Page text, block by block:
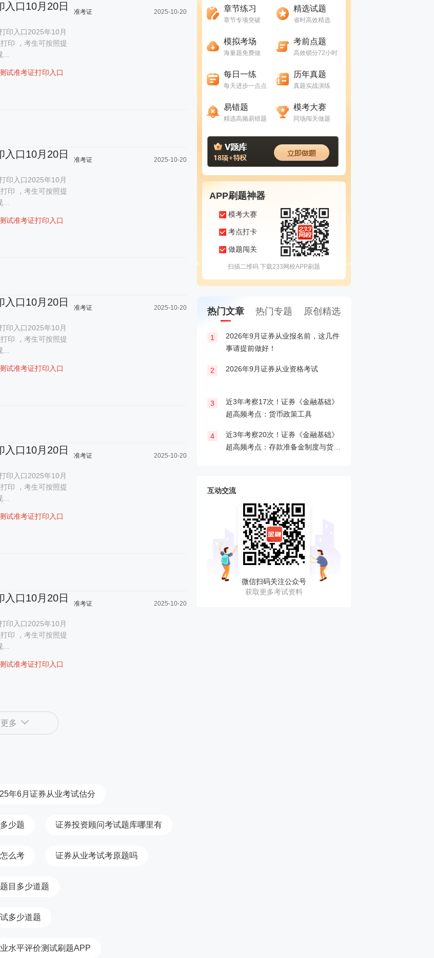
入口10月20日
印入口2025年10月
印 ，考生可按照提
准考证 2025-10-20
试准考证打印入口
入口10月20日
印入口2025年10月
印 ，考生可按照提
准考证 2025-10-20
试准考证打印入口
入口10月20日
印入口2025年10月
印 ，考生可按照提
准考证 2025-10-20
试准考证打印入口
入口10月20日
印入口2025年10月
印 ，考生可按照提
准考证 2025-10-20
试准考证打印入口
入口10月20日
印入口2025年10月
印 ，考生可按照提
准考证 2025-10-20
试准考证打印入口
多
年6月证券从业考试估分
少题 证券投资顾问考试题库哪里有
么考 证券从业考试考原题吗
目多少道题
多少道题
水平评价测试刷题APP
章节练习
章节专项突破
精选试题
省时高效精选
模拟考场
海量题免费做
考前点题
高效锁分72小时
每日一练
每天进步一点点
历年真题
真题实战演练
易错题
精选高频易错题
模考大赛
同场闯关做题
APP刷题神器
模考大赛
考点打卡
做题闯关
扫描二维码 下载233网校APP刷题
热门文章 热门专题 原创精选
1
2026年9月证券从业报名前，这几件
事请提前做好！
2 2026年9月证券从业资格考试
3
近3年考察17次！证券《金融基础》
超高频考点：货币政策工具
4
近3年考察20次！证券《金融基础》
超高频考点：存款准备金制度与货币
互动交流
微信扫码关注公众号
获取更多考试资料